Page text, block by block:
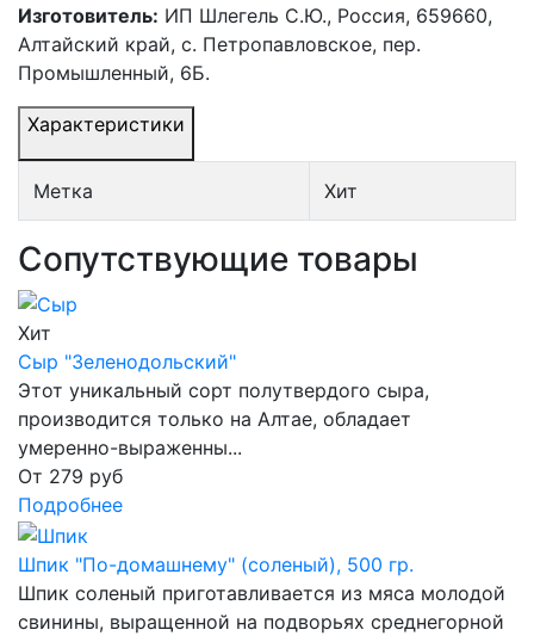
Изготовитель: ИП Шлегель С.Ю., Россия, 659660,
Алтайский край, с. Петропавловское, пер.
Промышленный, 6Б.
Характеристики
Метка Хит
Сопутствующие товары
Хит
Сыр "Зеленодольский"
Этот уникальный сорт полутвердого сыра,
производится только на Алтае, обладает
умеренно-выраженны...
От 279 руб
Подробнее
Шпик "По-домашнему" (соленый), 500 гр.
Шпик соленый приготавливается из мяса молодой
свинины, выращенной на подворьях среднегорной